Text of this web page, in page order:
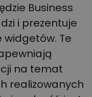
Business
i prezentuje
Te
na temat
realizowanych